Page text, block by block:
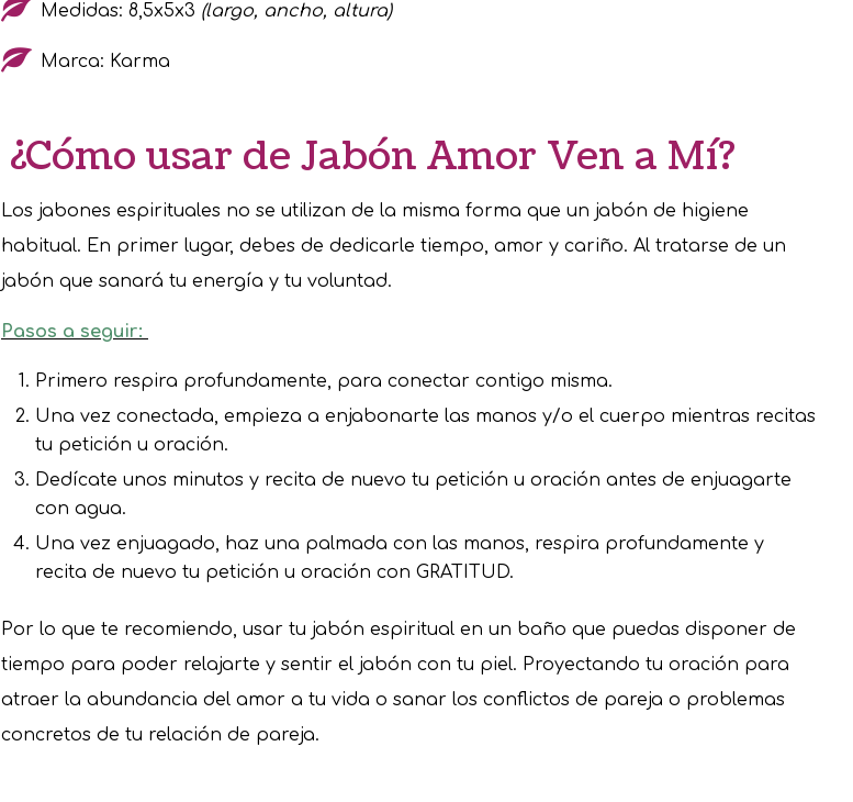
Medidas: 8,5x5x3 (largo, ancho, altura)
Marca: Karma
¿Cómo usar de Jabón Amor Ven a Mí?
Los jabones espirituales no se utilizan de la misma forma que un jabón de higiene
habitual. En primer lugar, debes de dedicarle tiempo, amor y cariño. Al tratarse de un
jabón que sanará tu energía y tu voluntad.
Pasos a seguir:
Primero respira profundamente, para conectar contigo misma.
Una vez conectada, empieza a enjabonarte las manos y/o el cuerpo mientras recitas
tu petición u oración.
Dedícate unos minutos y recita de nuevo tu petición u oración antes de enjuagarte
con agua.
Una vez enjuagado, haz una palmada con las manos, respira profundamente y
recita de nuevo tu petición u oración con GRATITUD.
Por lo que te recomiendo, usar tu jabón espiritual en un baño que puedas disponer de
tiempo para poder relajarte y sentir el jabón con tu piel. Proyectando tu oración para
atraer la abundancia del amor a tu vida o sanar los conflictos de pareja o problemas
concretos de tu relación de pareja.